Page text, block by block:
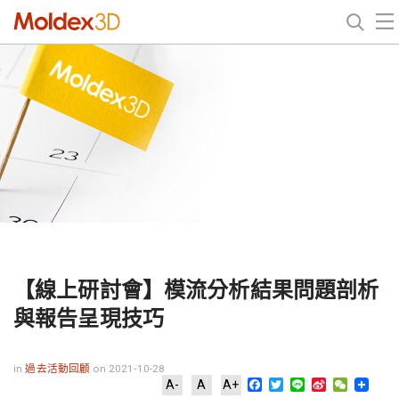
【線上研討會】模流分析結果問題剖析
與報告呈現技巧
in過去活動回顧 on 2021-10-28
A- A A+ Facebook
Twitter
Line Sina WeChat